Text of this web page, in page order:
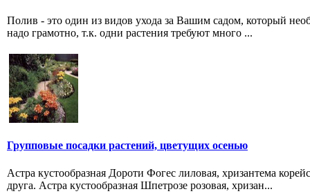
Полив - это один из видов ухода за Вашим садом, который
надо грамотно, т.к. одни растения требуют много ...
Групповые посадки растений, цветущих осенью
Астра кустообразная Дороти Фогес лиловая, хризантема
друга. Астра кустообразная Шпетрозе розовая, хризан...